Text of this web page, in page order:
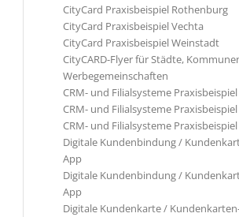
CityCard Praxisbeispiel Rothenburg
CityCard Praxisbeispiel Vechta
CityCard Praxisbeispiel Weinstadt
CityCARD-Flyer für Städte,
Werbegemeinschaften
CRM- und Filialsysteme Praxisbeispiel
CRM- und Filialsysteme
CRM- und Filialsysteme
Digitale Kundenbindung /
App
Digitale Kundenbindung /
App
Digitale Kundenkarte /